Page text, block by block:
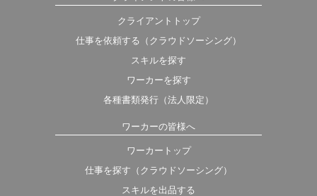
クライアントトップ
仕事を依頼する（クラウドソーシング）
スキルを探す
ワーカーを探す
各種書類発行（法人限定）
ワーカーの皆様へ
ワーカートップ
仕事を探す（クラウドソーシング）
スキルを出品する